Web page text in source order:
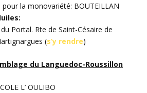
la monovariété: BOUTEILLAN
Portal. Rte de Saint-Césaire de
(s’y rendre)
du Languedoc-Roussillon
L’ OULIBO